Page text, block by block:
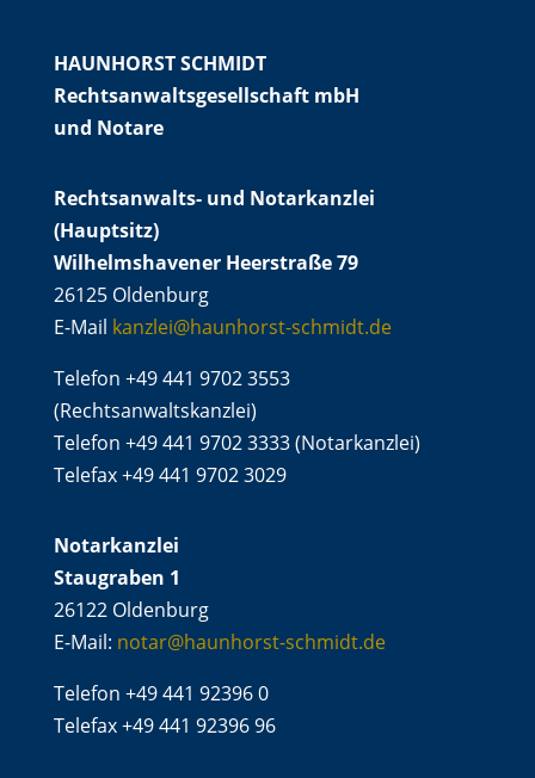
HAUNHORST SCHMIDT
Rechtsanwaltsgesellschaft mbH
und Notare
Rechtsanwalts- und Notarkanzlei
(Hauptsitz)
Wilhelmshavener Heerstraße 79
26125 Oldenburg
E-Mail kanzlei@haunhorst-schmidt.de
Telefon +49 441 9702 3553
(Rechtsanwaltskanzlei)
Telefon +49 441 9702 3333 (Notarkanzlei)
Telefax +49 441 9702 3029
Notarkanzlei
Staugraben 1
26122 Oldenburg
E-Mail: notar@haunhorst-schmidt.de
Telefon +49 441 92396 0
Telefax +49 441 92396 96